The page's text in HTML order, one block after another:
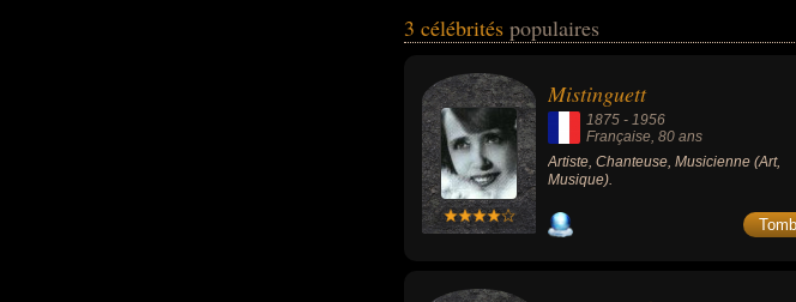
3 célébrités populaires
Mistinguett
1875 - 1956
Française, 80 ans
Artiste, Chanteuse, Musicienne (Art,
Musique).